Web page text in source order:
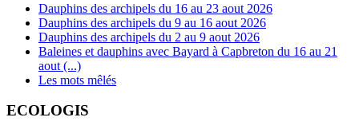
Dauphins des archipels du 16 au 23 aout 2026
Dauphins des archipels du 9 au 16 aout 2026
Dauphins des archipels du 2 au 9 aout 2026
Baleines et dauphins avec Bayard à Capbreton du 16 au 21
aout (...)
Les mots mêlés
ECOLOGIS